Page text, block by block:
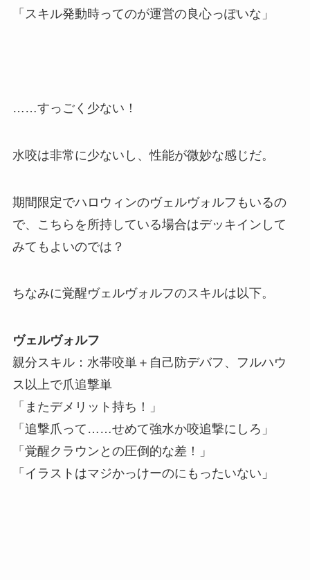
「スキル発動時ってのが運営の良心っぽいな」
……すっごく少ない！
水咬は非常に少ないし、性能が微妙な感じだ。
期間限定でハロウィンのヴェルヴォルフもいるの
で、こちらを所持している場合はデッキインして
みてもよいのでは？
ちなみに覚醒ヴェルヴォルフのスキルは以下。
ヴェルヴォルフ
親分スキル：水帯咬単＋自己防デバフ、フルハウ
ス以上で爪追撃単
「またデメリット持ち！」
「追撃爪って……せめて強水か咬追撃にしろ」
「覚醒クラウンとの圧倒的な差！」
「イラストはマジかっけーのにもったいない」